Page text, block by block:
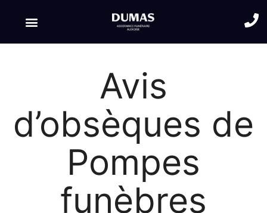
Avis
d’obsèques de
Pompes
funèbres